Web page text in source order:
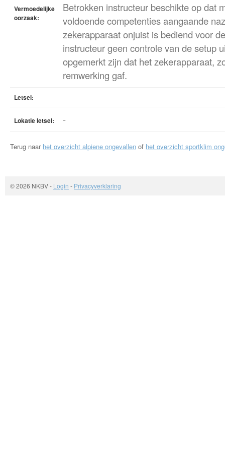
Vermoedelijke
oorzaak:
Betrokken instructeur beschikte op dat
voldoende competenties aangaande
zekerapparaat onjuist is bediend voor
instructeur geen controle van de setup
opgemerkt zijn dat het zekerapparaat,
remwerking gaf.
Letsel:
Lokatie letsel: -
Terug naar het overzicht alpiene ongevallen of het overzicht sportklim
© 2026 NKBV- Login - Privacyverklaring